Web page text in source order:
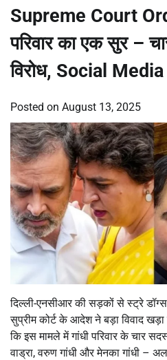
Supreme Court
परिवार का एक सुर –
विरोध, Social Media
Posted on August 13, 2025
दिल्ली-एनसीआर की सड़कों से स्ट्रे
सुप्रीम कोर्ट के आदेश ने बड़ा विवाद खड़ा
कि इस मामले में गांधी परिवार के चार
वाड्रा, वरुण गांधी और मेनका गांधी –